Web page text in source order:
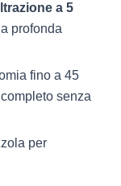
a 5
profonda
fino a 45
senza
per